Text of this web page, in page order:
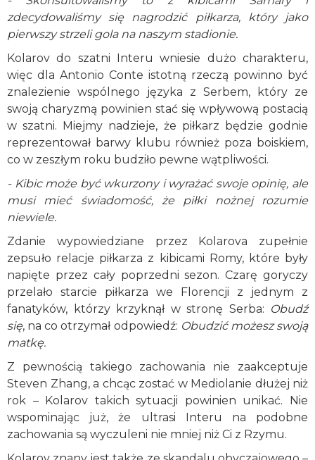
zdecydowaliśmy się nagrodzić piłkarza, który jako
pierwszy strzeli gola na naszym stadionie.
Kolarov do szatni Interu wniesie dużo charakteru,
więc dla Antonio Conte istotną rzeczą powinno być
znalezienie wspólnego języka z Serbem, który ze
swoją charyzmą powinien stać się wpływową postacią
w szatni. Miejmy nadzieje, że piłkarz będzie godnie
reprezentował barwy klubu również poza boiskiem,
co w zeszłym roku budziło pewne wątpliwości.
- Kibic może być wkurzony i wyrażać swoje opinię, ale
musi mieć świadomość, że piłki nożnej rozumie
niewiele.
Zdanie wypowiedziane przez Kolarova zupełnie
zepsuło relacje piłkarza z kibicami Romy, które były
napięte przez cały poprzedni sezon. Czarę goryczy
przelało starcie piłkarza we Florencji z jednym z
fanatyków, którzy krzyknął w stronę Serba: Obudź
się, na co otrzymał odpowiedź: Obudzić możesz swoją
matkę.
Z pewnością takiego zachowania nie zaakceptuje
Steven Zhang, a chcąc zostać w Mediolanie dłużej niż
rok – Kolarov takich sytuacji powinien unikać. Nie
wspominając już, że ultrasi Interu na podobne
zachowania są wyczuleni nie mniej niż Ci z Rzymu.